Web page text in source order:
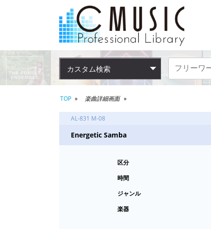
カスタム検索
TOP 楽曲詳細画面
AL-831 M-08
Energetic Samba
区分
時間
ジャンル
楽器